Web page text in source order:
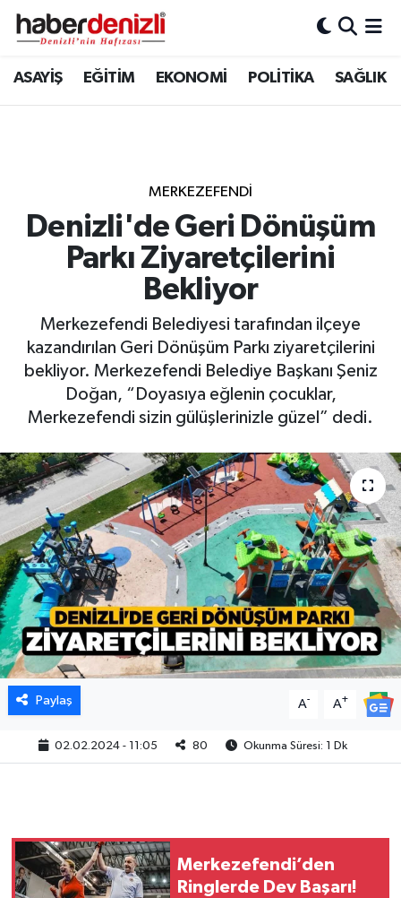
ASAYİŞ EĞİTİM EKONOMİ POLİTİKA SAĞLIK
MERKEZEFENDİ
Denizli'de Geri Dönüşüm
Parkı Ziyaretçilerini
Bekliyor
Merkezefendi Belediyesi tarafından ilçeye
kazandırılan Geri Dönüşüm Parkı ziyaretçilerini
bekliyor. Merkezefendi Belediye Başkanı Şeniz
Doğan, “Doyasıya eğlenin çocuklar,
Merkezefendi sizin gülüşlerinizle güzel” dedi.
Paylaş A- A+
02.02.2024 - 11:05 80 Okunma Süresi: 1 Dk
Merkezefendi’den
Ringlerde Dev Başarı!
Denizli Nöbetçi Eczaneler
Tüm Manşetler
Son Dakika Haberleri
Haber Arşivi